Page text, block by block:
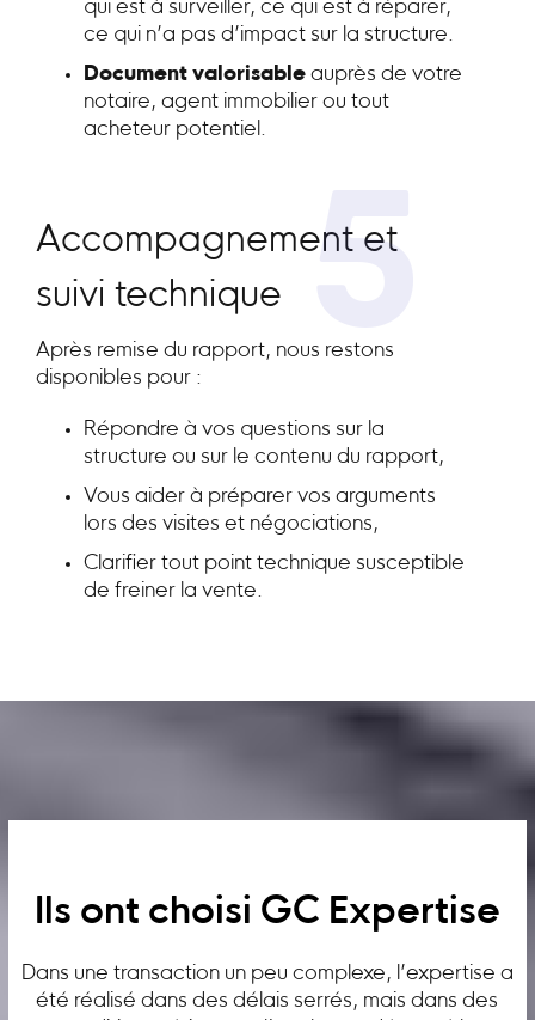
qui est à surveiller, ce qui est à réparer,
ce qui n’a pas d’impact sur la structure.
Document valorisable auprès de votre
notaire, agent immobilier ou tout
acheteur potentiel.
5
Accompagnement et
suivi technique
Après remise du rapport, nous restons
disponibles pour :
Répondre à vos questions sur la
structure ou sur le contenu du rapport,
Vous aider à préparer vos arguments
lors des visites et négociations,
Clarifier tout point technique susceptible
de freiner la vente.
Ils ont choisi GC Expertise
Dans une transaction un peu complexe, l’expertise a
été réalisé dans des délais serrés, mais dans des